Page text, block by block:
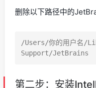
删除以下路径中的
/Users/你的用户名
第二步：安装